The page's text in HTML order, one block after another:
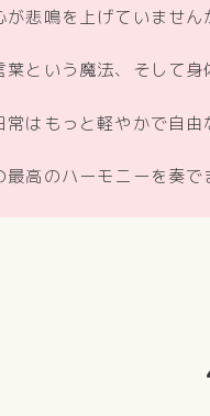
悲鳴を上げていません
という魔法、そして身
はもっと軽やかで自由
高のハーモニーを奏で